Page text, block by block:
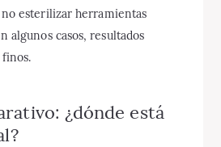
no esterilizar herramientas
algunos casos, resultados
¿dónde está